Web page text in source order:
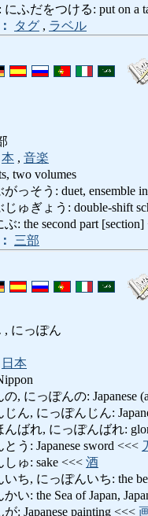
ふだをつける: put on a
タグ , ラベル
本 , 音楽
two volumes
っそう: duet, ensemble
ゅぎょう: double-shift
: the second part [section]
三部
, にっぽん
日本
, にっぽんの: Japanese
ん, にっぽんじん:
ばれ, にっぽんばれ:
う: Japanese sword <<<
ゅ: sake <<< 酒
ち, にっぽんいち: the
い: the Sea of Japan,
: Japanese painting <<<